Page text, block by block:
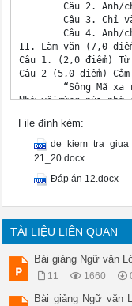
	Câu 2. Anh/chị hiểu như thế nào về câu: tình yêu thương đưa ta vượt lên trên những điều tầm thường?
	Câu 3. Chỉ và nêu tác dụng của biện pháp tu từ trong đoạn (1).
	Câu 4. Anh/chị có đồng ý với ý kiến: Tình yêu thương là điều quý giá nhất trên đời mà người với người có thể trao tặng nhau không? Vì sao?
II. Làm văn (7,0
Câu 1. (2,0 điểm)
Câu 2 (5,0 điểm)
Nhớ về rừng núi nhớ
Mường Lát hoa về
Dốc lên khúc khuỷu
Heo hút cồn mây
Nhà ai Pha Luông
Gục lên súng mũ bỏ
Chiều chiều oai linh
Đêm đêm Mường Hịch
Mai Châu mùa em
(Trích Tây
File đính kèm:
21_20.docx
Đáp án 12.docx
TÀI LIỆU LIÊN QUAN
Bài giảng Ngữ văn
11 1660
Bài giảng Ngữ văn